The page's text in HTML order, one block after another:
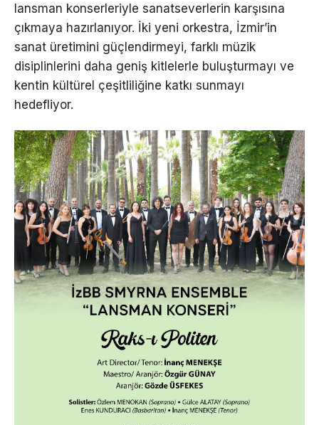
lansman konserleriyle sanatseverlerin karşısına
çıkmaya hazırlanıyor. İki yeni orkestra, İzmir’in
sanat üretimini güçlendirmeyi, farklı müzik
disiplinlerini daha geniş kitlelerle buluşturmayı ve
kentin kültürel çeşitliliğine katkı sunmayı
hedefliyor.